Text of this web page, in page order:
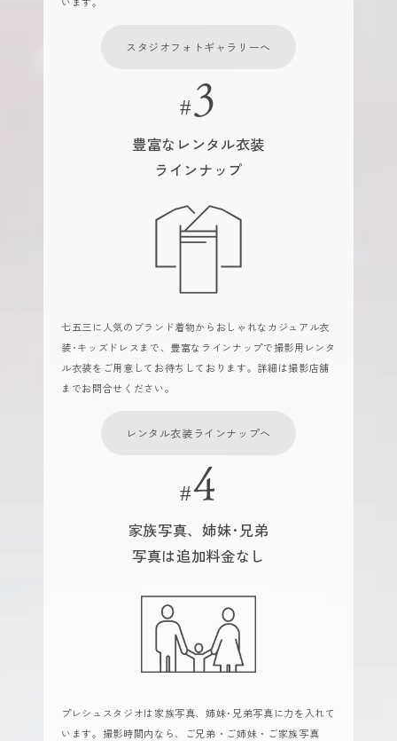
スタジオフォトギャラリーへ
豊富なレンタル衣装
ラインナップ
七五三に人気のブランド着物からおしゃれなカジュアル衣
装･キッズドレスまで、豊富なラインナップで撮影用レンタ
ル衣装をご用意してお待ちしております。詳細は撮影店舗
までお問合せください。
レンタル衣装ラインナップへ
家族写真、姉妹･兄弟
写真は追加料金なし
プレシュスタジオは家族写真、姉妹･兄弟写真に力を入れて
います。撮影時間内なら、ご兄弟・ご姉妹・ご家族写真